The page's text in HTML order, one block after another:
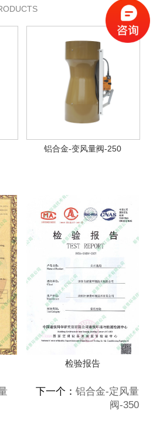
铝合金-变风量阀-250
检验报告
下一个： 铝合金-定风量
阀-350